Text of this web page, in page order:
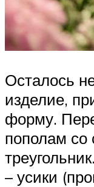
Осталось
изделие,
форму.
пополам со
– усики